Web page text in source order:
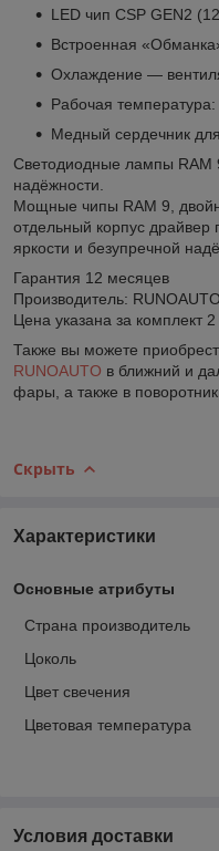
LED чип CSP GEN2
Встроенная
Охлаждение —
Рабочая
Медный сердечник
Светодиодные лампы
надёжности.
Мощные чипы RAM 9,
отдельный корпус драйвер
яркости и безупречной
Гарантия 12 месяцев
Производитель:
Цена указана за комплект
Также вы можете
RUNOAUTO в ближний и
фары, а также в
Скрыть
Характеристики
Основные атрибуты
Страна производитель
Цоколь
Цвет свечения
Цветовая температура
Условия доставки